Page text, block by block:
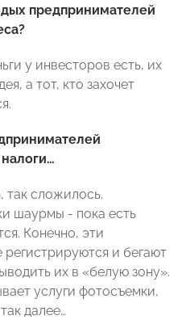
предпринимателей
у инвесторов есть, их
а тот, кто захочет
так сложилось.
шаурмы - пока есть
Конечно, эти
и бегают
их в «белую зону».
услуги фотосъемки,
далее…